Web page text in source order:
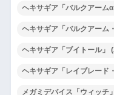
ヘキサギア「バルクアームα
ヘキサギア「バルクアーム
ヘキサギア「ブイトール」
ヘキサギア「レイブレード
メガミデバイス「ウィッチ」